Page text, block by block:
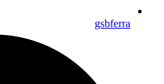
gsbferra